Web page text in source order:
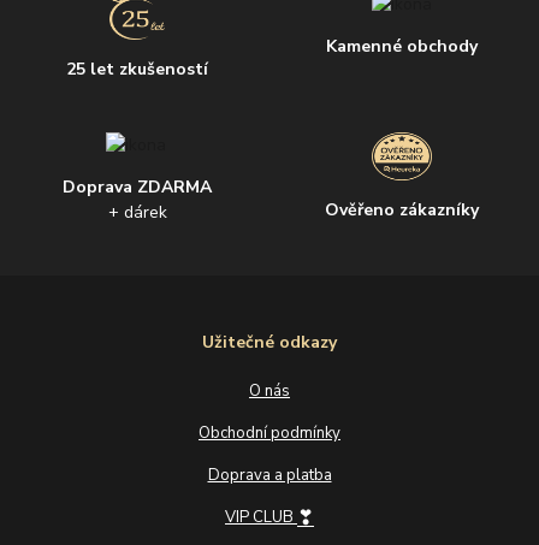
25 let zkušeností
Kamenné obchody
Doprava ZDARMA
+ dárek
Ověřeno zákazníky
Užitečné odkazy
O nás
Obchodní podmínky
Doprava a platba
VIP CLUB ❣